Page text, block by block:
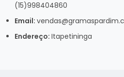
(15)998404860
Email:
Endereço: Itapetininga